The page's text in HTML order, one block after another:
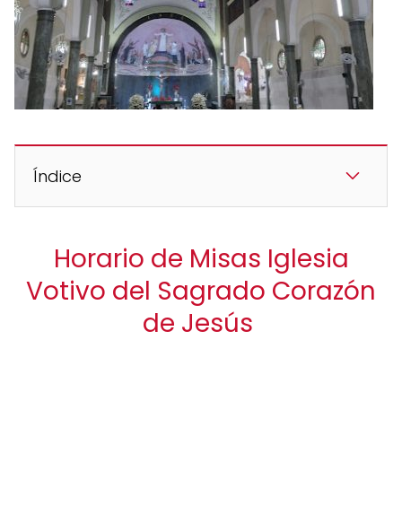
Índice
Horario de Misas Iglesia
Votivo del Sagrado Corazón
de Jesús